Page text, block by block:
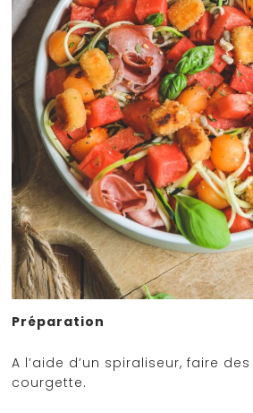
Préparation
A l’aide d’un spiraliseur, faire
courgette.